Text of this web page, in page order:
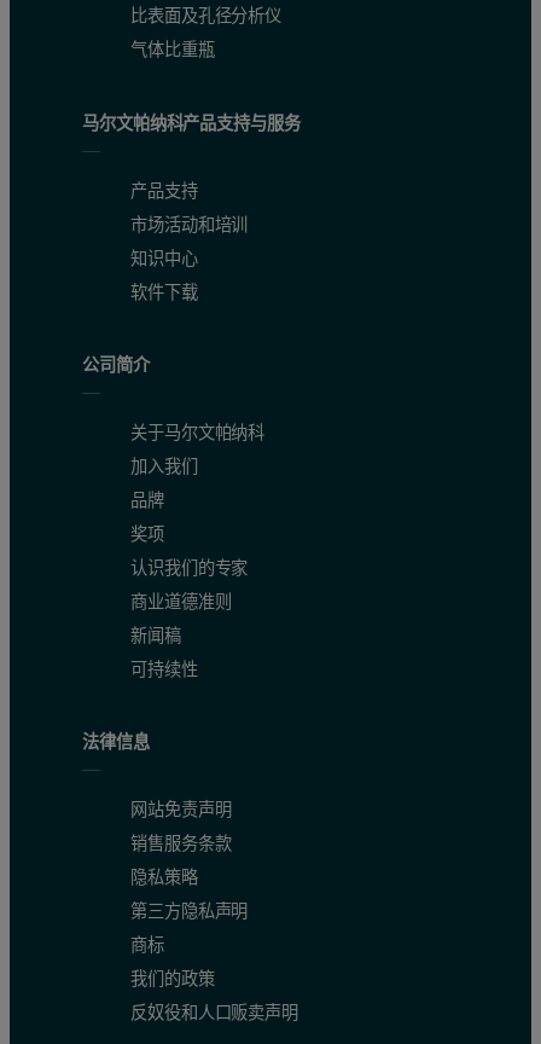
比表面及孔径分析仪
气体比重瓶
马尔文帕纳科产品支持与服务
产品支持
市场活动和培训
知识中心
软件下载
公司简介
关于马尔文帕纳科
加入我们
品牌
奖项
认识我们的专家
商业道德准则
新闻稿
可持续性
法律信息
网站免责声明
销售服务条款
隐私策略
第三方隐私声明
商标
我们的政策
反奴役和人口贩卖声明